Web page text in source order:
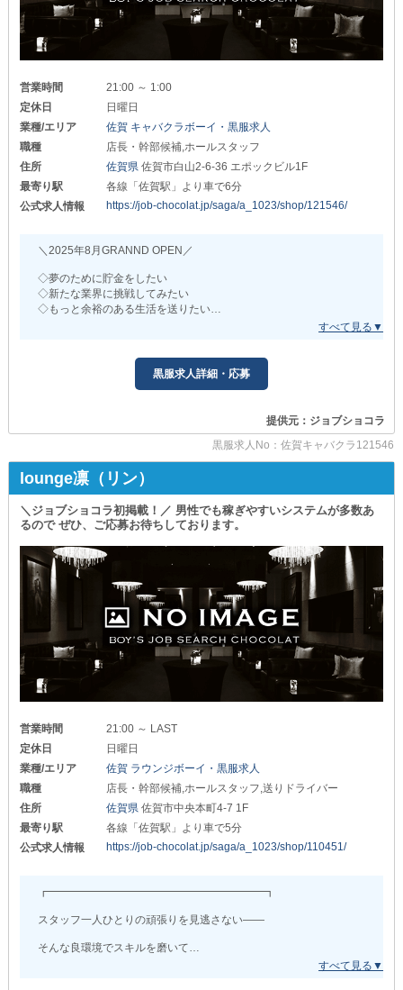
余計な仕事が発生せず生産性が上がるため
メリハリのある働き方を実現しました◎
▬▬ι══════════════ι▬▬
即日入居が可能な『寮』を完備しており
面倒な手続きや物件探しを省けるのも魅力の一つ！
スムーズに新生活を始められます◎
✓そろそろ実家を出て自立したい方や
✓お部屋の更新時期が近くて転居をお考えの方も
ぜひ、お気軽に【サザンクロス】へお越しくださいませ。
お仕事・お部屋を一気に手に入れ
╭━━━━━━━━━━━━━╮
╰━━━━━━ｖ━━━━━━╯
少しでも興味を持っていただけた方は
『体験入社』で事前に当店で働いてみませんか？
たくさんのご応募お待ちしています！
それでは、店舗でお会いいたしましょう。
短時間勤務でも効率よく稼げるので、
生活リズムを崩さずに働けます♪
初めてでも体験入社で職場の雰囲気を確認できるので、
経験者は優遇もあり、高収入も狙えます！
◆スタートからしっかり稼げる！
日払い対応OKなので、
働いたその日に現金を手に入れられます!!
Wワークの方も、本業優先で無理なく働けます！
頑張った分がしっかり反映されるので、効率重視で稼ぎたい方にピ
ッタリです。
◆未経験でもすぐにステップアップ可能
接客の基本や仕事の流れを一つずつ教えるので、未経験でも安心！
お店の雰囲気やスタッフの雰囲気を確認してから決められます。
通勤の負担もほとんどありません。
職場は居心地が良く、スタッフ同士の雰囲気も良好☆
安心して働ける環境で、長く続けやすい！
確実に稼げる環境を実感してください。
ご応募お待ちしております！
営業時間
21:00 ～ 1:00
定休日
日曜日
業種/エリア
佐賀 キャバクラボーイ・黒服求人
職種
店長・幹部候補,ホールスタッフ
住所
佐賀県佐賀市白山2-6-36 エポックビル1F
最寄り駅
各線「佐賀駅」より車で6分
公式求人情報
https://job-chocolat.jp/saga/a_1023/shop/121546/
＼2025年8月GRANND OPEN／
◇夢のために貯金をしたい
◇新たな業界に挑戦してみたい
◇もっと余裕のある生活を送りたい
あなたの“願い”を後押しし
佐賀エリアで夜職を始めたい方は
ぜひこの機会にご応募ください！
/=/=/=/=/=/=/=/=/=/
JUPITER（ジュピター）
/=/=/=/=/=/=/=/=/=/
◇お給料について◇
◯店長・幹部候補：月給30万円～
〇ホールスタッフ：月給21万円～
あなたの活躍に応じて
《随時昇給・昇格》を実施。
どんどんお給料がUPするので
上記の金額はあくまでスタート給！
「今よりももっと稼ぎたい」
そんな方にピッタリの環境です。
>>>>>>>>>>>>>>>>>>>>
◇福利厚生について◇
■社会保険完備■
当店ではキャストのみならず、スタッフも《送り》を利用可能◎
黒服求人詳細・応募
提供元：ジョブショコラ
黒服求人No：佐賀キャバクラ121546
lounge凛（リン）
＼ジョブショコラ初掲載！／ 男性でも稼ぎやすいシステムが多数あ
るので ぜひ、ご応募お待ちしております。
営業時間
21:00 ～ LAST
定休日
日曜日
業種/エリア
佐賀 ラウンジボーイ・黒服求人
職種
店長・幹部候補,ホールスタッフ,送りドライバー
住所
佐賀県佐賀市中央本町4-7 1F
最寄り駅
各線「佐賀駅」より車で5分
公式求人情報
https://job-chocolat.jp/saga/a_1023/shop/110451/
┏━━━━━━━━━━━━━━━━━━━━┓
スタッフ一人ひとりの頑張りを見逃さない――
そんな良環境でスキルを磨いて